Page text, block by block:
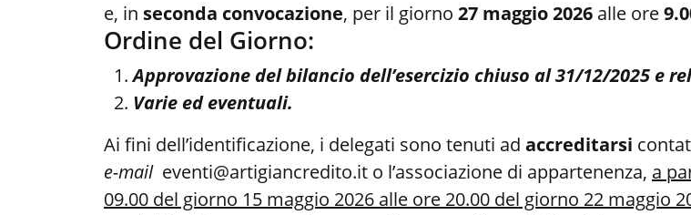
e, in seconda convocazione, per il giorno 27 maggio 2026 alle ore
Ordine del Giorno:
Approvazione del bilancio dell’esercizio chiuso al 31/12/2025 e
Varie ed eventuali.
Ai fini dell’identificazione, i delegati sono tenuti ad accreditarsi
e-mail eventi@artigiancredito.it o l’associazione di appartenenza, a
09.00 del giorno 15 maggio 2026 alle ore 20.00 del giorno 22 maggio